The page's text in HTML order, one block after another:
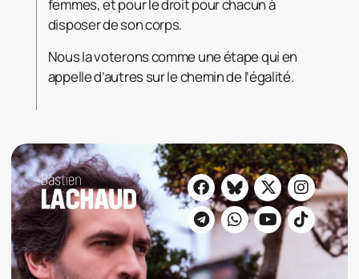
femmes, et pour le droit pour chacun à
disposer de son corps.
Nous la voterons comme une étape qui en
appelle d’autres sur le chemin de l’égalité.